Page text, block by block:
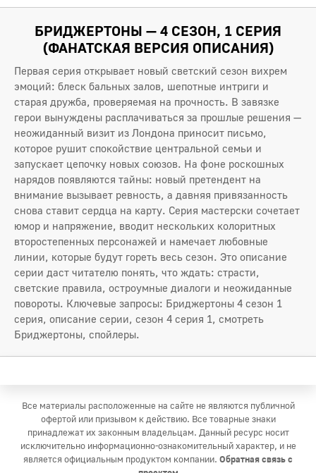
БРИДЖЕРТОНЫ — 4 СЕЗОН, 1 СЕРИЯ
(ФАНАТСКАЯ ВЕРСИЯ ОПИСАНИЯ)
Первая серия открывает новый светский сезон вихрем
эмоций: блеск бальных залов, шепотные интриги и
старая дружба, проверяемая на прочность. В завязке
герои вынуждены расплачиваться за прошлые решения —
неожиданный визит из Лондона приносит письмо,
которое рушит спокойствие центральной семьи и
запускает цепочку новых союзов. На фоне роскошных
нарядов появляются тайны: новый претендент на
внимание вызывает ревность, а давняя привязанность
снова ставит сердца на карту. Серия мастерски сочетает
юмор и напряжение, вводит нескольких колоритных
второстепенных персонажей и намечает любовные
линии, которые будут гореть весь сезон. Это описание
серии даст читателю понять, что ждать: страсти,
светские правила, остроумные диалоги и неожиданные
повороты. Ключевые запросы: Бриджертоны 4 сезон 1
серия, описание серии, сезон 4 серия 1, смотреть
Бриджертоны, спойлеры.
Все материалы расположенные на сайте не являются публичной
офертой или призывом к действию. Все товарные знаки
принадлежат их законным владельцам. Данный ресурс носит
исключительно информационно-ознакомительный характер, и не
является официальным продуктом компании. Обратная связь с